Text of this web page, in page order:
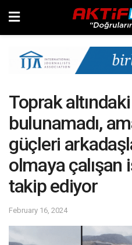
Toprak
bulunamadı,
güçleri
olmaya
takip ediyor
February 16, 2024